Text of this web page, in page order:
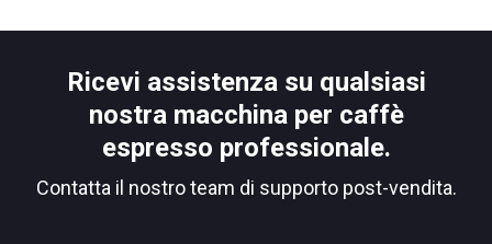
Ricevi assistenza su qualsiasi
nostra macchina per caffè
espresso professionale.
Contatta il nostro team di supporto post-vendita.